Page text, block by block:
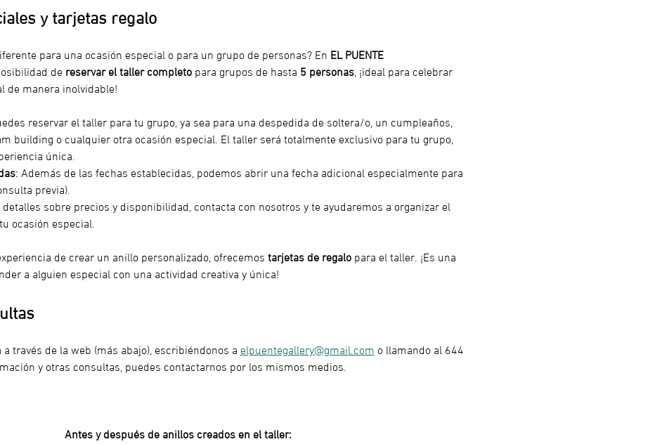
y tarjetas regalo
para una ocasión especial o para un grupo de personas? En EL PUENTE
de reservar el taller completo para grupos de hasta 5 personas, ¡ideal para celebrar
de manera inolvidable!
reservar el taller para tu grupo, ya sea para una despedida de soltera/o, un cumpleaños,
building o cualquier otra ocasión especial. El taller será totalmente exclusivo para tu grupo,
única.
: Además de las fechas establecidas, podemos abrir una fecha adicional especialmente para
previa).
sobre precios y disponibilidad, contacta con nosotros y te ayudaremos a organizar el
ocasión especial.
de crear un anillo personalizado, ofrecemos tarjetas de regalo para el taller. ¡Es una
a alguien especial con una actividad creativa y única!
través de la web (más abajo), escribiéndonos a elpuentegallery@gmail.com o llamando al 644
y otras consultas, puedes contactarnos por los mismos medios.
Antes y después de anillos creados en el taller: